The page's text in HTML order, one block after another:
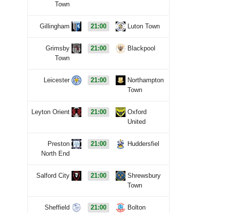
Town
Gillingham 21:00 Luton Town
Grimsby
Town
21:00 Blackpool
Leicester 21:00
Northampton
Town
Leyton Orient 21:00
Oxford
United
Preston
North End
21:00 Huddersfiel
Salford City 21:00
Shrewsbury
Town
Sheffield
21:00
Bolton